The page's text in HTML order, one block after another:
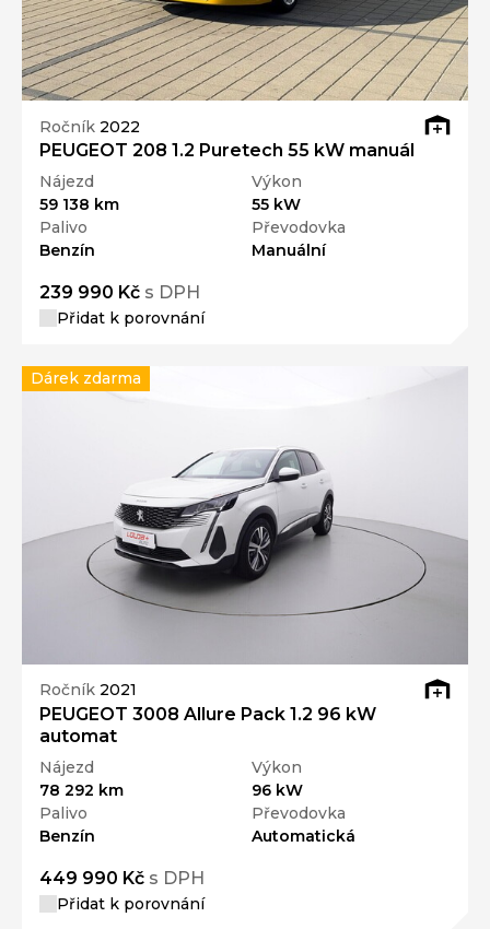
Ročník 2022
PEUGEOT 208 1.2 Puretech 55 kW manuál
Nájezd
59 138 km
Výkon
55 kW
Palivo
Benzín
Převodovka
Manuální
239 990 Kč s DPH
Přidat k porovnání
Ročník 2021
PEUGEOT 3008 Allure Pack 1.2 96 kW
automat
Nájezd
78 292 km
Výkon
96 kW
Palivo
Benzín
Převodovka
Automatická
449 990 Kč s DPH
Přidat k porovnání
Dárek zdarma